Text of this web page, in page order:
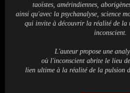
taoïstes, amérindiennes,
ainsi qu'avec la psychanalyse, science
qui invite à découvrir la réalité de la
inconscient.
L'auteur propose une
où l'inconscient abrite le lieu
lien ultime à la réalité de la pulsion